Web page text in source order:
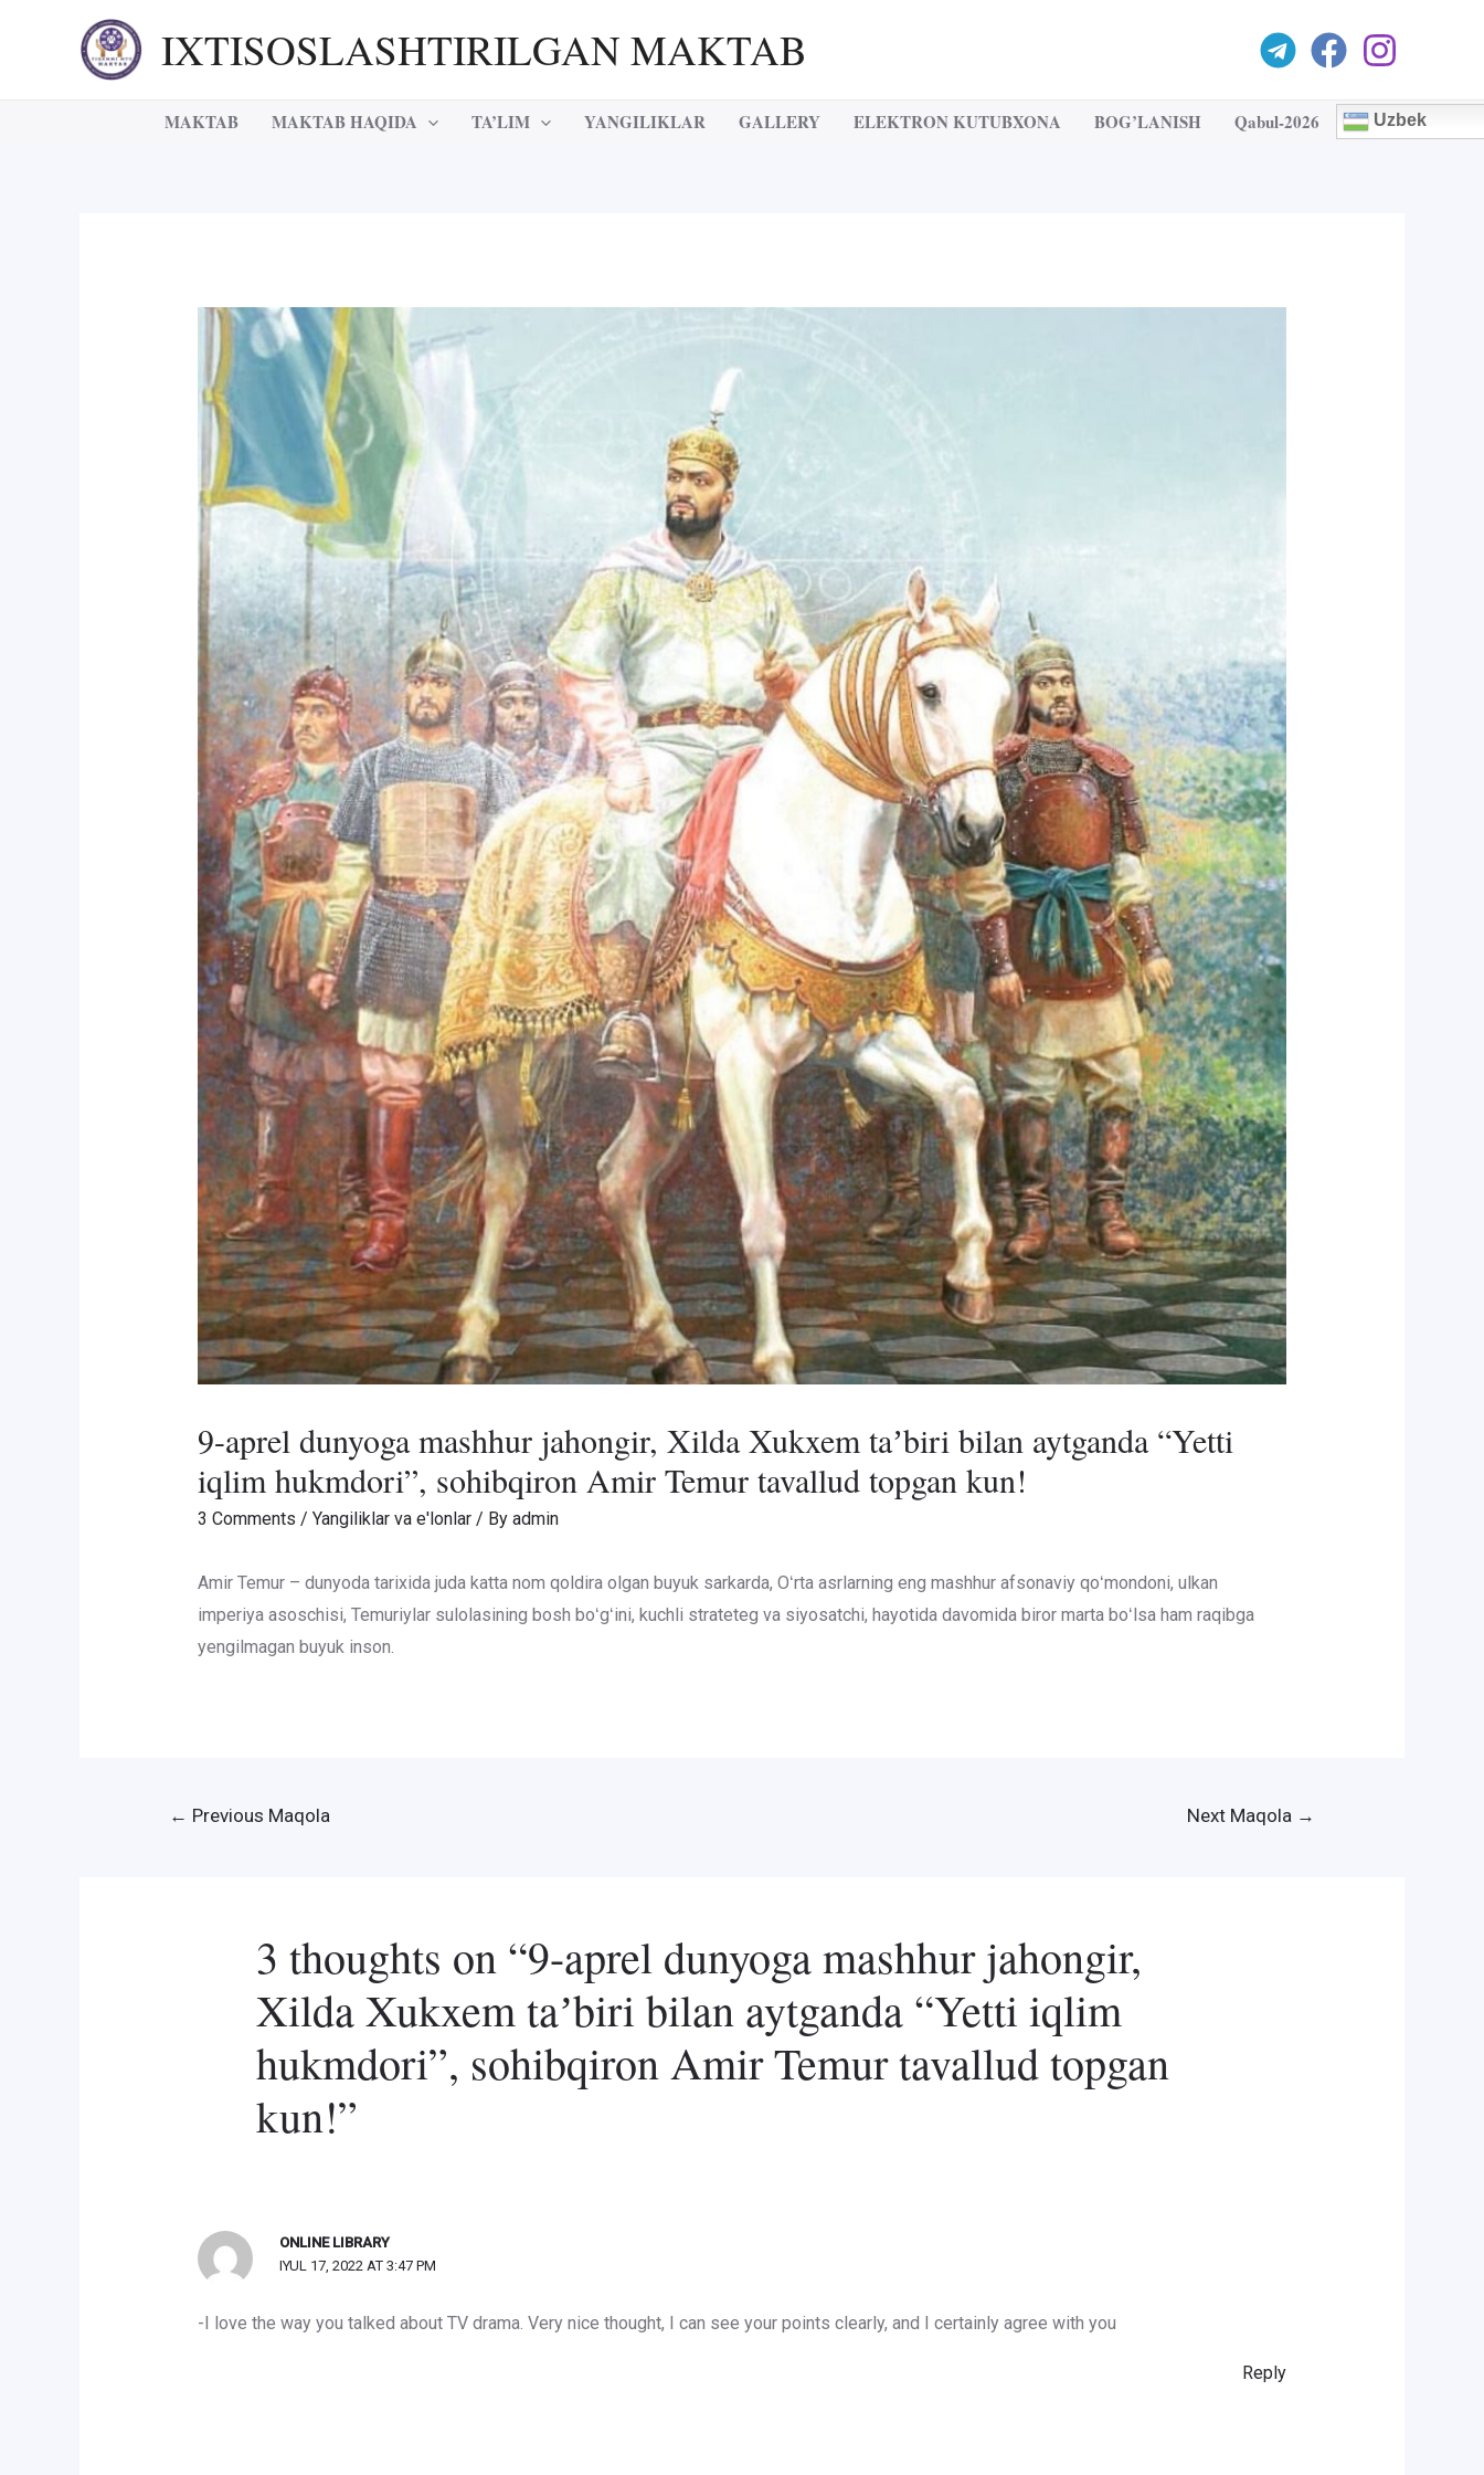
IXTISOSLASHTIRILGAN MAKTAB
MAKTAB MAKTAB HAQIDA TA’LIM YANGILIKLAR GALLERY ELEKTRON KUTUBXONA BOG’LANISH Qabul-2026 Uzbek
9-aprel dunyoga mashhur jahongir, Xilda Xukxem taʼbiri bilan aytganda “Yetti
iqlim hukmdori”, sohibqiron Amir Temur tavallud topgan kun!
3 Comments / Yangiliklar va e'lonlar/ By admin
Amir Temur – dunyoda tarixida juda katta nom qoldira olgan buyuk sarkarda, Oʻrta asrlarning eng mashhur afsonaviy qoʻmondoni, ulkan
imperiya asoschisi, Temuriylar sulolasining bosh boʻgʻini, kuchli strateteg va siyosatchi, hayotida davomida biror marta boʻlsa ham raqibga
yengilmagan buyuk inson.
← Previous Maqola Next Maqola →
3 thoughts on “9-aprel dunyoga mashhur jahongir,
Xilda Xukxem taʼbiri bilan aytganda “Yetti iqlim
hukmdori”, sohibqiron Amir Temur tavallud topgan
kun!”
ONLINE LIBRARY
IYUL 17, 2022 AT 3:47 PM
-I love the way you talked about TV drama. Very nice thought, I can see your points clearly, and I certainly agree with you
Reply